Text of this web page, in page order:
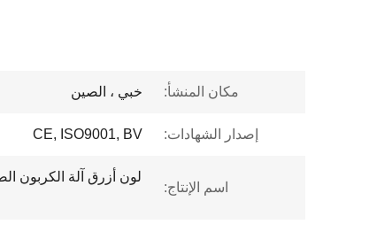
مكان المنشأ: خبي ، الصين
إصدار الشهادات: CE, ISO9001, BV
اسم الإنتاج: